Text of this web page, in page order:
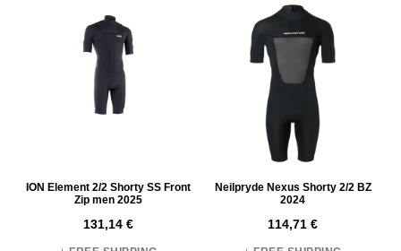
ION Element 2/2 Shorty SS Front
Zip men 2025
131,14 €
Neilpryde Nexus Shorty 2/2 BZ
2024
114,71 €